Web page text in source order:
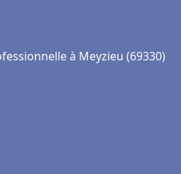
à Meyzieu (69330)